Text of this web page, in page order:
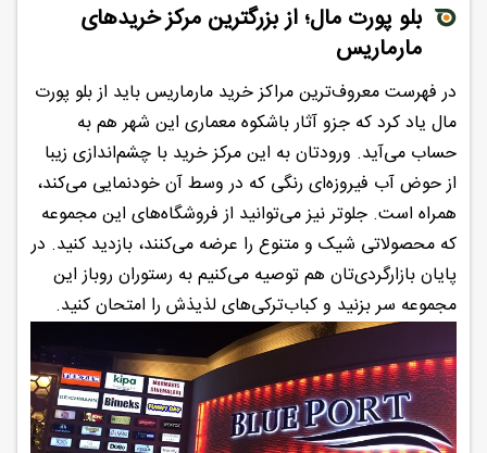
بلو پورت مال؛ از بزرگترین مرکز خریدهای
مارماریس
در فهرست معروف‌ترین مراکز خرید مارماریس باید از بلو پورت
مال یاد کرد که جزو آثار باشکوه معماری این شهر هم به
حساب می‌آید. ورودتان به این مرکز خرید با چشم‌اندازی زیبا
از حوض‌ آب فیروزه‌ای رنگی که در وسط آن خودنمایی می‌کند،
همراه است. جلوتر نیز می‌توانید از فروشگاه‌های این مجموعه
که محصولاتی شیک و متنوع را عرضه می‌کنند، بازدید کنید. در
پایان بازارگردی‌تان هم توصیه می‌کنیم به رستوران روباز این
مجموعه سر بزنید و کباب‌ترکی‌های لذیذش را امتحان کنید.